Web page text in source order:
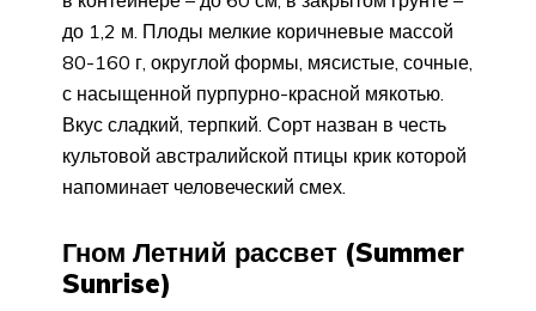
до 1,2 м. Плоды мелкие коричневые массой
80-160 г, округлой формы, мясистые, сочные,
с насыщенной пурпурно-красной мякотью.
Вкус сладкий, терпкий. Сорт назван в честь
культовой австралийской птицы крик которой
напоминает человеческий смех.
Гном Летний рассвет (Summer
Sunrise)